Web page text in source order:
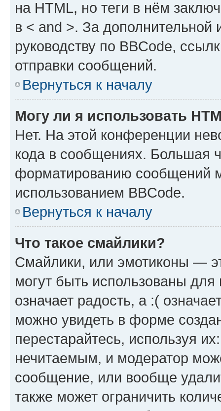
на HTML, но теги в нём
в < and >. За
руководству по BBCode,
отправки сообщений.
Вернуться к началу
Могу ли я использовать
Нет. На этой конференции
кода в сообщениях. Большая
форматированию сообщений
использованием BBCode.
Вернуться к началу
Что такое смайлики?
Смайлики, или эмотиконы —
могут быть использованы
означает радость, а :(
можно увидеть в форме
перестарайтесь, используя
нечитаемым, и модератор
сообщение, или вообще
также может ограничить